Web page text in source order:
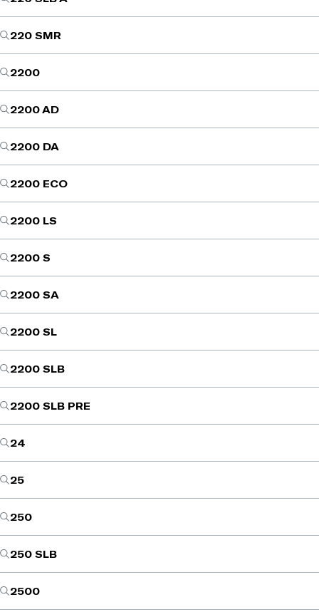
220 SMR
2200
2200 AD
2200 DA
2200 ECO
2200 LS
2200 S
2200 SA
2200 SL
2200 SLB
2200 SLB PRE
24
25
250
250 SLB
2500